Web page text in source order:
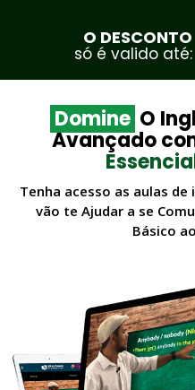
O DESCONTO
só é valido até:
Domine O
Avançado
Tenha acesso as aulas
vão te Ajudar a se
Básico